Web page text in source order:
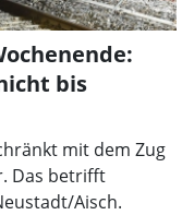
bis
mit dem Zug
Das betrifft
Aisch.